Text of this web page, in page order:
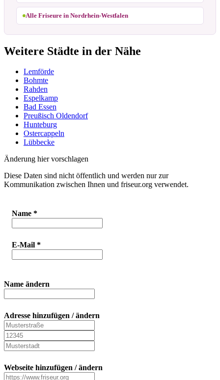
Alle Friseure in Nordrhein-Westfalen
Weitere Städte in der Nähe
Lemförde
Bohmte
Rahden
Espelkamp
Bad Essen
Preußisch Oldendorf
Hunteburg
Ostercappeln
Lübbecke
Änderung hier vorschlagen
Diese Daten sind nicht öffentlich und werden nur zur
Kommunikation zwischen Ihnen und friseur.org verwendet.
Name *
E-Mail *
Name ändern
Adresse hinzufügen / ändern
Webseite hinzufügen / ändern